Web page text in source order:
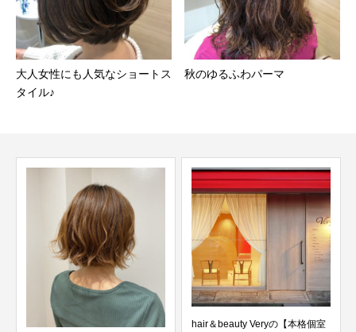
大人女性にも人気なショートス
タイル♪
秋のゆるふわパーマ
hair＆beauty Veryの【本格個室